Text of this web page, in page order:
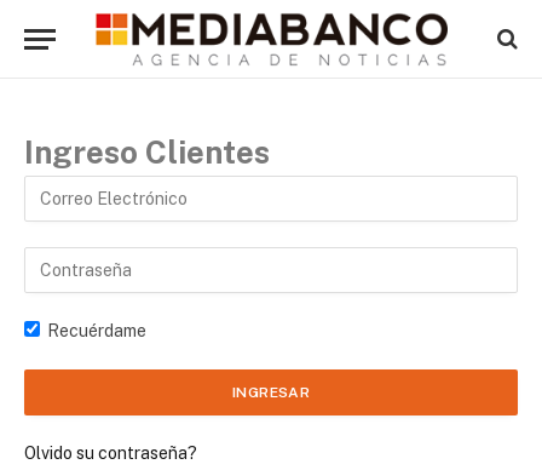
Ingreso Clientes
Recuérdame
Olvido su contraseña?